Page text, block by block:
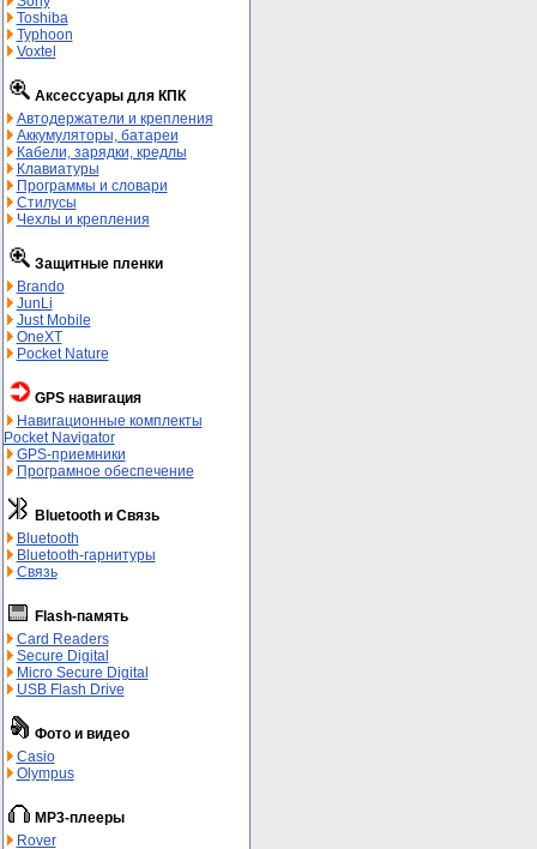
Toshiba
Typhoon
Voxtel
Аксессуары для КПК
Автодержатели и крепления
Аккумуляторы, батареи
Кабели, зарядки, кредлы
Клавиатуры
Программы и словари
Стилусы
Чехлы и крепления
Защитные пленки
Brando
JunLi
Just Mobile
OneXT
Pocket Nature
GPS навигация
Навигационные комплекты
Pocket Navigator
GPS-приемники
Програмное обеспечение
Bluetooth и Связь
Bluetooth
Bluetooth-гарнитуры
Связь
Flash-память
Card Readers
Secure Digital
Micro Secure Digital
USB Flash Drive
Фото и видео
Casio
Olympus
MP3-плееры
Rover